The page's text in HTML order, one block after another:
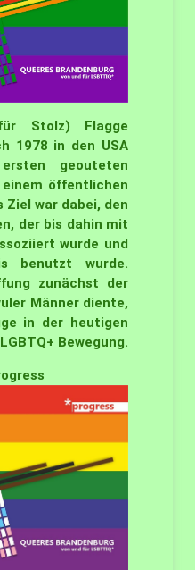
Stolz) Flagge
1978 in den USA
geouteten
einem öffentlichen
Ziel war dabei, den
der bis dahin mit
wurde und
benutzt wurde.
zunächst der
Männer diente,
in der heutigen
Bewegung.